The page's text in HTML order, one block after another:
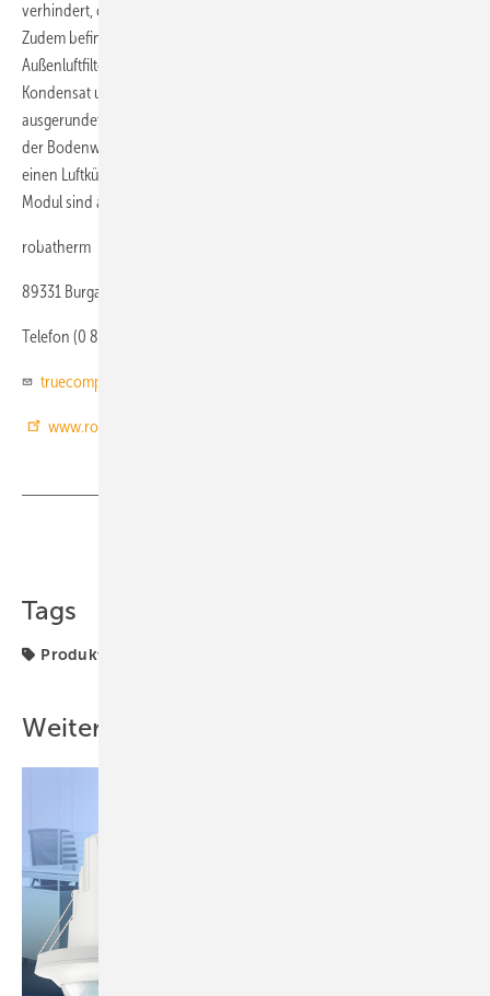
verhindert, dass Regenwasser in das RLT-Gerät eindringen kann.
Zudem befinden sich in der Außenluftkammer und unterhalb des
Außenluftfilters Bodenwannen für eine kontrollierte Abführung von
Kondensat und Feuchtigkeit. Das allseitige Gefälle und die
ausgerundete Ablaufkantung sorgen für eine vollständige Entleerung
der Bodenwanne. Optionen wie Change-Over, die Ergänzung um
einen Luftkühler, einen Lufterwärmer oder ein separates Zuluftfilter-
Modul sind auch bei der wetterfesten Ausführung möglich.
robatherm
89331 Burgau
Telefon (0 82 22) 99 90
truecompact@robatherm.com
www.robatherm.com
Tags
Produkte
Weitere Inhalte